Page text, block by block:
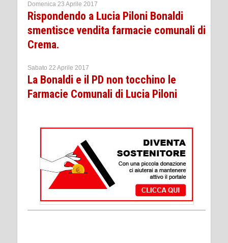
Domenica 23 Aprile 2017
Rispondendo a Lucia Piloni Bonaldi
smentisce vendita farmacie comunali di
Crema.
Sabato 22 Aprile 2017
La Bonaldi e il PD non tocchino le
Farmacie Comunali di Lucia Piloni